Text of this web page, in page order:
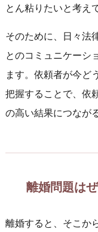
とん粘りたいと考え
そのために、日々法
とのコミュニケーシ
ます。依頼者が今ど
把握することで、依
の高い結果につなが
離婚問題は
離婚すると、そこか